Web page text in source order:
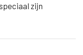
zijn